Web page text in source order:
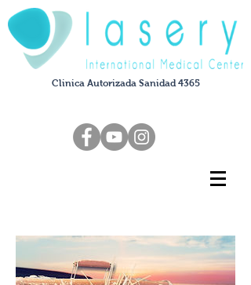
Clinica Autorizada Sanidad 4365